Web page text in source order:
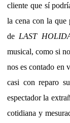
cliente que sí
la cena con la que
de LAST
musical, como si
nos es contado en
casi con reparo
espectador la
cotidiana y